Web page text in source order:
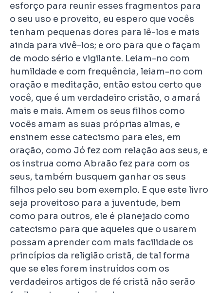
esforço para reunir esses fragmentos para
o seu uso e proveito, eu espero que vocês
tenham pequenas dores para lê-los e mais
ainda para vivê-los; e oro para que o façam
de modo sério e vigilante. Leiam-no com
humildade e com frequência, leiam-no com
oração e meditação, então estou certo que
você, que é um verdadeiro cristão, o amará
mais e mais. Amem os seus filhos como
vocês amam as suas próprias almas, e
ensinem esse catecismo para eles, em
oração, como Jó fez com relação aos seus, e
os instrua como Abraão fez para com os
seus, também busquem ganhar os seus
filhos pelo seu bom exemplo. E que este livro
seja proveitoso para a juventude, bem
como para outros, ele é planejado como
catecismo para que aqueles que o usarem
possam aprender com mais facilidade os
princípios da religião cristã, de tal forma
que se eles forem instruídos com os
verdadeiros artigos de fé cristã não serão